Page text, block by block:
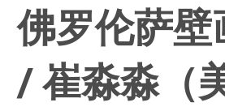
佛罗伦萨壁
/ 崔淼淼（